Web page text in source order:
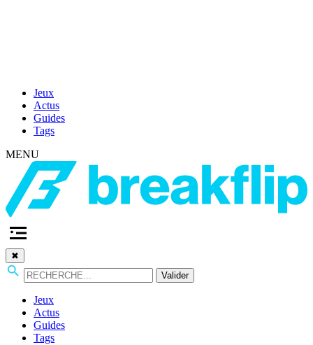
Jeux
Actus
Guides
Tags
MENU
✖
Valider
Jeux
Actus
Guides
Tags